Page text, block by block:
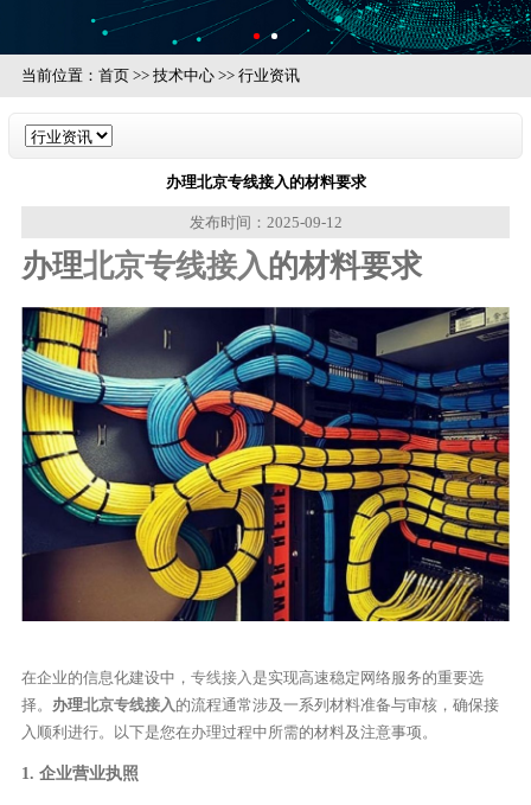
当前位置： 首页>> 技术中心>> 行业资讯
办理北京专线接入的材料要求
发布时间：2025-09-12
办理北京专线接入的材料要求
在企业的信息化建设中， 专线接入 是实现高速稳定网络服务的重要选
择。 办理北京专线接入 的流程通常涉及一系列材料准备与审核，确保接
入顺利进行。以下是您在办理过程中所需的材料及注意事项。
1. 企业营业执照